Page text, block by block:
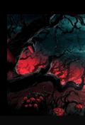
TO
CONTENT